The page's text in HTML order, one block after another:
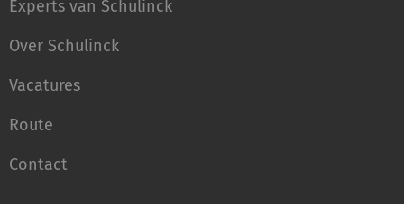
Experts van Schulinck
Over Schulinck
Vacatures
Route
Contact